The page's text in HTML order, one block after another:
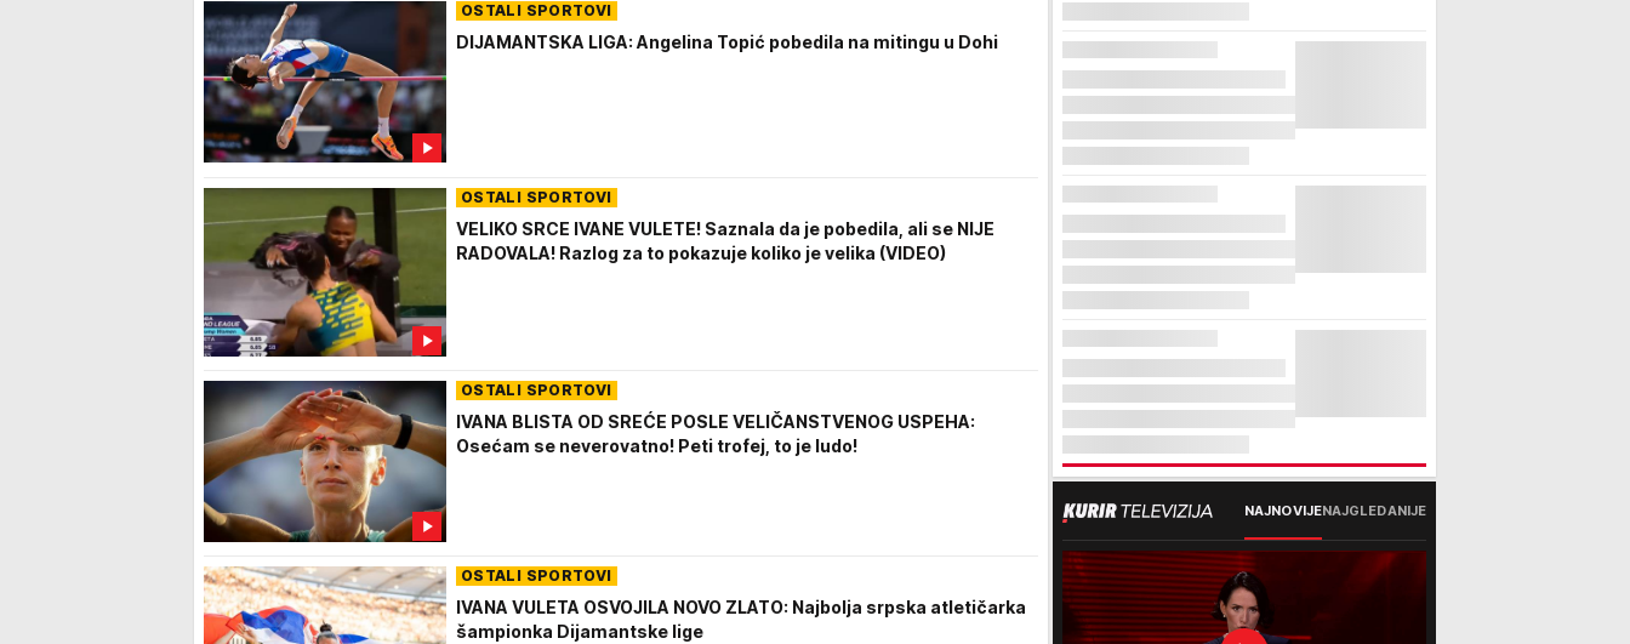
OSTALI SPORTOVI
DIJAMANTSKA LIGA: Angelina Topić pobedila na mitingu u Dohi
OSTALI SPORTOVI
VELIKO SRCE IVANE VULETE! Saznala da je pobedila, ali se NIJE
RADOVALA! Razlog za to pokazuje koliko je velika (VIDEO)
OSTALI SPORTOVI
IVANA BLISTA OD SREĆE POSLE VELIČANSTVENOG USPEHA:
Osećam se neverovatno! Peti trofej, to je ludo!
OSTALI SPORTOVI
IVANA VULETA OSVOJILA NOVO ZLATO: Najbolja srpska atletičarka
šampionka Dijamantske lige
NAJNOVIJENAJGLEDANIJE